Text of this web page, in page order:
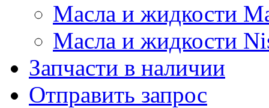
Масла и жидкости
Масла и жидкости
Запчасти в наличии
Отправить запрос